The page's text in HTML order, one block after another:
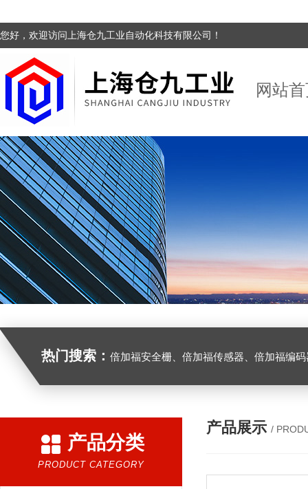
您好，欢迎访问上海仓九工业自动化科技有限公司！
网站
热门搜索： 倍加福安全栅、倍加福传感器、倍加福编码器、倍加福超声波传感器、松下伺服驱动器、松下伺
产品分类
PRODUCT CATEGORY
产品展示 /